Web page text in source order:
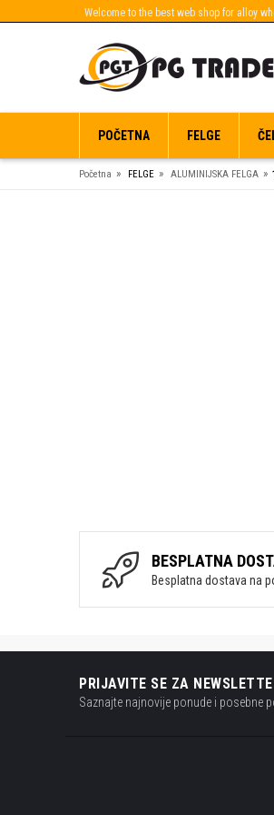
Welcome to the best web shop for alloy
POČETNA FELGE
Početna » FELGE » ALUMINIJSKA FELGA »
BESPLATNA
Besplatna dostava na
PRIJAVITE SE ZA
Saznajte najnovije ponude i posebne